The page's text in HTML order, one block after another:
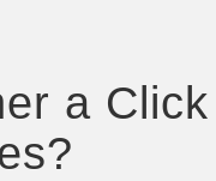
a Click